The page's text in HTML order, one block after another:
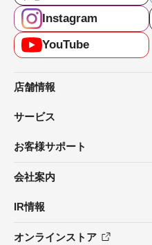
Instagram
YouTube
店舗情報
サービス
お客様サポート
会社案内
IR情報
オンラインストア